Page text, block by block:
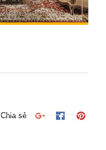
Chia sẻ